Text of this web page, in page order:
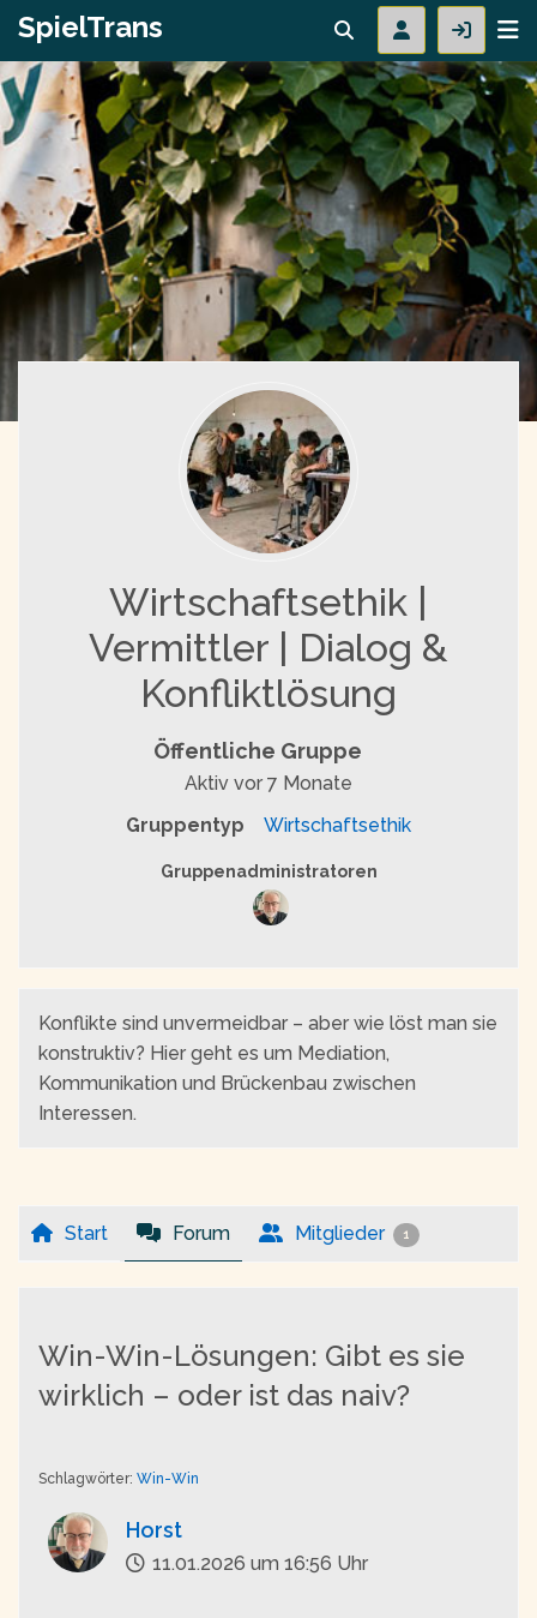
SpielTrans
Wirtschaftsethik |
Vermittler | Dialog &
Konfliktlösung
Öffentliche Gruppe
Aktiv vor 7 Monate
Gruppentyp
Wirtschaftsethik
Gruppenführung
Gruppenadministratoren
Konflikte sind unvermeidbar – aber wie löst man sie
konstruktiv? Hier geht es um Mediation,
Kommunikation und Brückenbau zwischen
Interessen.
Start Forum Mitglieder 1
Win-Win-Lösungen: Gibt es sie
wirklich – oder ist das naiv?
Schlagwörter: Win-Win
Horst
11.01.2026 um 16:56 Uhr